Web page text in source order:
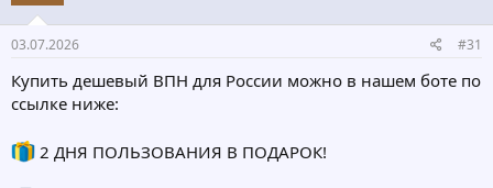
03.07.2026 #31
Купить дешевый ВПН для России можно в нашем боте по
ссылке ниже:
2 ДНЯ ПОЛЬЗОВАНИЯ В ПОДАРОК!